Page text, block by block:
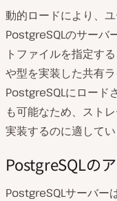
動的ロードにより、
PostgreSQLのサーバ
トファイルを指定す
や型を実装した共有
PostgreSQLにロード
も可能なため、スト
実装するのに適してい
PostgreSQLの
PostgreSQLサーバー